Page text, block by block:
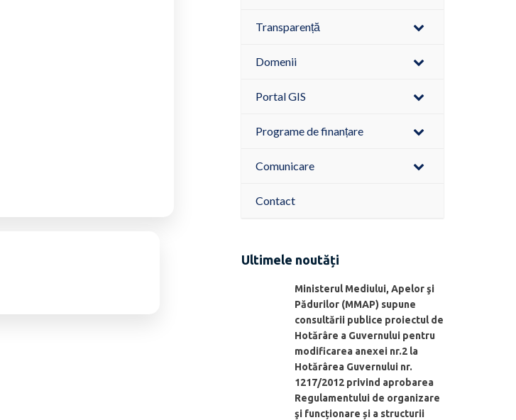
Transparență
Domenii
Portal GIS
Programe de finanțare
Comunicare
Contact
Ultimele noutăți
Ministerul Mediului, Apelor şi
Pădurilor (MMAP) supune
consultării publice proiectul de
Hotărâre a Guvernului pentru
modificarea anexei nr.2 la
Hotărârea Guvernului nr.
1217/2012 privind aprobarea
Regulamentului de organizare
şi funcționare și a structurii